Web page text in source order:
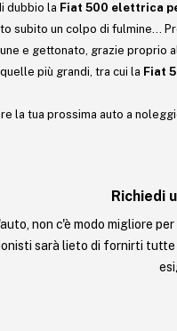
dubbio la Fiat 500 elettrica
subito un colpo di fulmine…
e gettonato, grazie proprio
più grandi, tra cui la Fiat
la tua prossima auto a
Richiedi
non c'è modo migliore
sarà lieto di fornirti